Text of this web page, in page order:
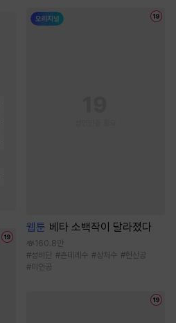
웹툰 베타 소백작이 달라졌다
160.8만
#성비단 #츤데레수 #상처수 #헌신공
#미인공